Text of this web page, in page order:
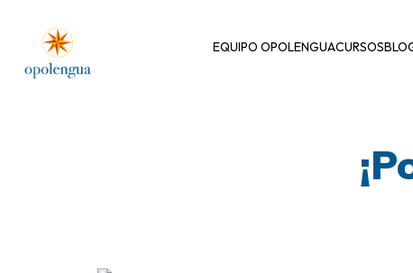
EQUIPO OPOLENGUACURSOS